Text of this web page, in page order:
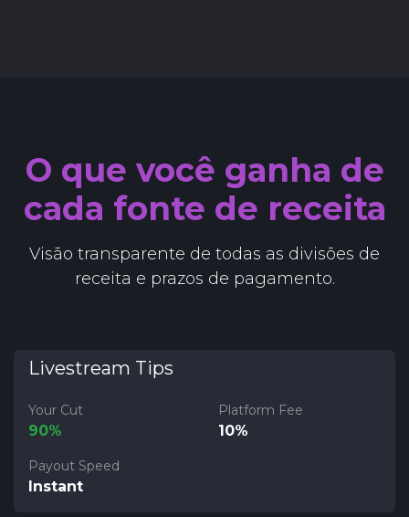
O que você ganha de
cada fonte de receita
Visão transparente de todas as divisões de
receita e prazos de pagamento.
Livestream Tips
Your Cut
90%
Platform Fee
10%
Payout Speed
Instant